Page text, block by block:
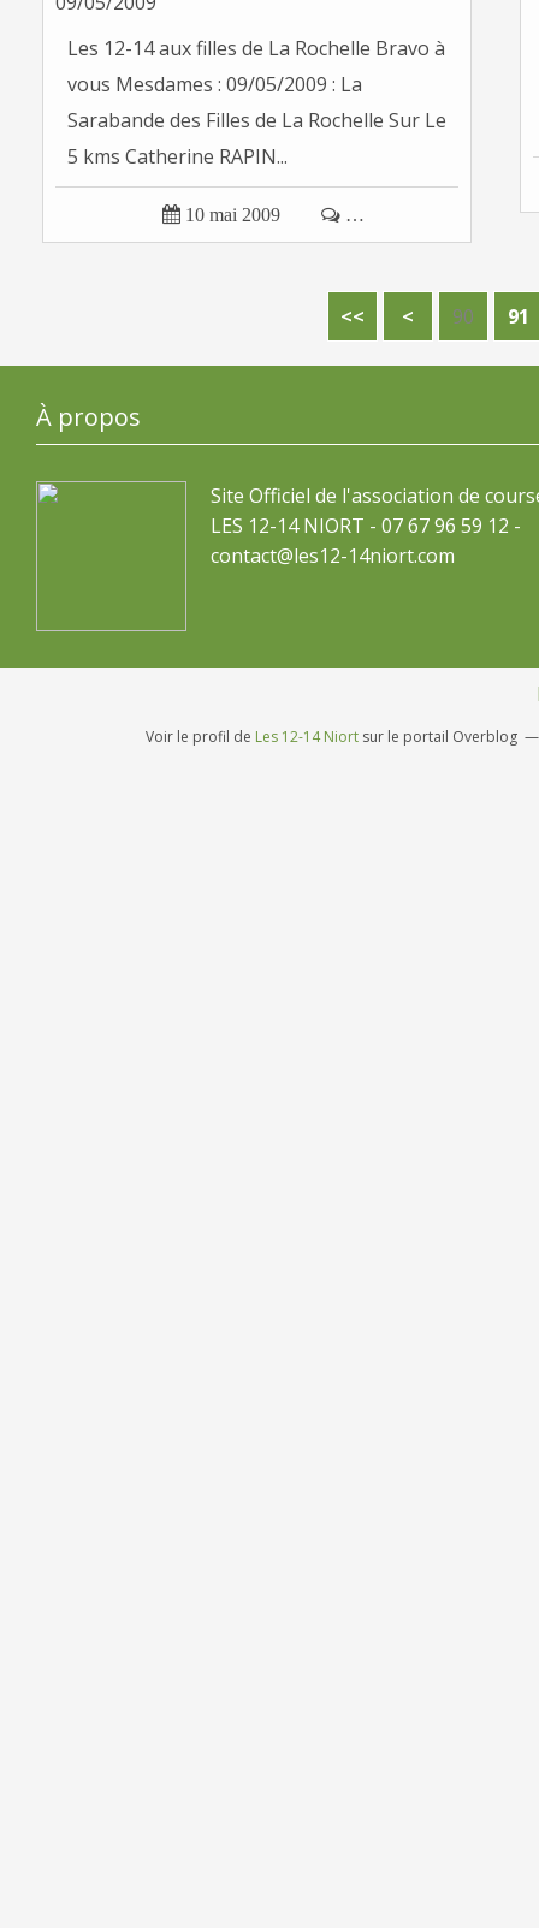
Les 12-14 aux filles de La Rochelle Bravo à
vous Mesdames : 09/05/2009 : La
Sarabande des Filles de La Rochelle Sur Le
5 kms Catherine RAPIN...
 10 mai 2009  …
<< < 10
20
30
40
50
60
70
80
90 91
À propos
Site Officiel de l'association de
LES 12-14 NIORT - 07 67 96 59 12 -
contact@les12-14niort.com
Voir le profil de Les 12-14 Niort sur le portail Overblog